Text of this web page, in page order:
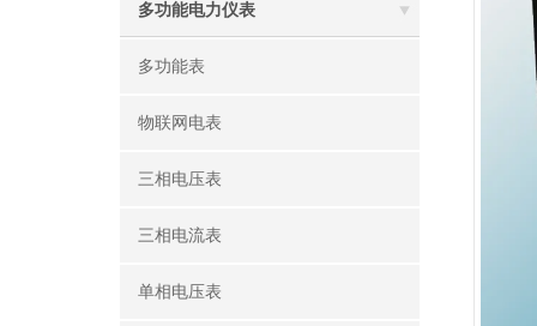
多功能电力仪表
多功能表
物联网电表
三相电压表
三相电流表
单相电压表